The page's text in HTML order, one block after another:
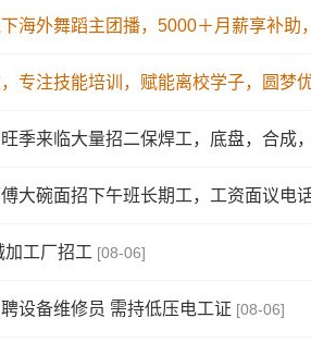
海外舞蹈主团播，5000＋月薪享补助
专注技能培训，赋能离校学子，圆梦
季来临大量招二保焊工，底盘，合成
大碗面招下午班长期工，工资面议电
加工厂招工 [08-06]
设备维修员 需持低压电工证 [08-06]